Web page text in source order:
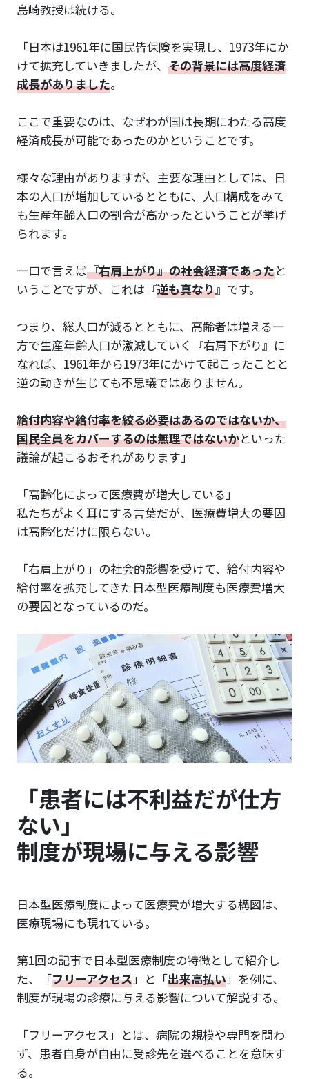
島崎教授は続ける。
「日本は1961年に国民皆保険を実現し、1973年にか
けて拡充していきましたが、 その背景には高度経済
成長がありました。
ここで重要なのは、なぜわが国は長期にわたる高度
経済成長が可能であったのかということです。
様々な理由がありますが、主要な理由としては、日
本の人口が増加しているとともに、人口構成をみて
も生産年齢人口の割合が高かったということが挙げ
られます。
一口で言えば『右肩上がり』の社会経済であったと
いうことですが、これは『逆も真なり』です。
つまり、総人口が減るとともに、高齢者は増える一
方で生産年齢人口が激減していく『右肩下がり』に
なれば、1961年から1973年にかけて起こったことと
逆の動きが生じても不思議ではありません。
給付内容や給付率を絞る必要はあるのではないか、
国民全員をカバーするのは無理ではないかといった
議論が起こるおそれがあります」
「高齢化によって医療費が増大している」
私たちがよく耳にする言葉だが、医療費増大の要因
は高齢化だけに限らない。
「右肩上がり」の社会的影響を受けて、給付内容や
給付率を拡充してきた日本型医療制度も医療費増大
の要因となっているのだ。
「患者には不利益だが仕方
ない」
制度が現場に与える影響
日本型医療制度によって医療費が増大する構図は、
医療現場にも現れている。
第1回の記事で日本型医療制度の特徴として紹介し
た、「フリーアクセス」と「出来高払い」を例に、
制度が現場の診療に与える影響について解説する。
「フリーアクセス」とは、病院の規模や専門を問わ
ず、患者自身が自由に受診先を選べることを意味す
る。